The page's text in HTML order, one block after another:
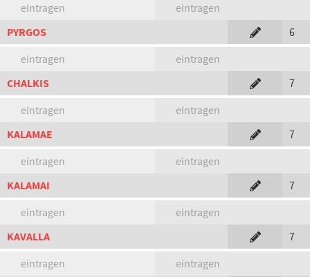
eintragen
eintragen
PYRGOS
6
eintragen
eintragen
CHALKIS
7
eintragen
eintragen
KALAMAE
7
eintragen
eintragen
KALAMAI
7
eintragen
eintragen
KAVALLA
7
eintragen
eintragen